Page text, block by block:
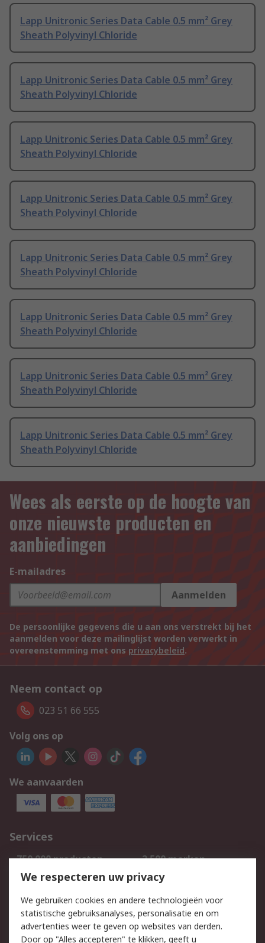
Lapp Unitronic Series Data Cable 0.5 mm² Grey
Sheath Polyvinyl Chloride
Lapp Unitronic Series Data Cable 0.5 mm² Grey
Sheath Polyvinyl Chloride
Lapp Unitronic Series Data Cable 0.5 mm² Grey
Sheath Polyvinyl Chloride
Lapp Unitronic Series Data Cable 0.5 mm² Grey
Sheath Polyvinyl Chloride
Lapp Unitronic Series Data Cable 0.5 mm² Grey
Sheath Polyvinyl Chloride
Lapp Unitronic Series Data Cable 0.5 mm² Grey
Sheath Polyvinyl Chloride
Lapp Unitronic Series Data Cable 0.5 mm² Grey
Sheath Polyvinyl Chloride
Lapp Unitronic Series Data Cable 0.5 mm² Grey
Sheath Polyvinyl Chloride
Wees als eerste op de hoogte van
onze nieuwste producten en
aanbiedingen
E-mailadres
Aanmelden
De persoonlijke gegevens die u aan ons verstrekt bij het
aanmelden voor deze mailinglijst worden verwerkt in
overeenstemming met ons privacybeleid.
Neem contact op
023 51 66 555
Volg ons op
We aanvaarden
Services
750.000 producten
2.500 merken
Bestellen
Inkoopoplossingen
Track & Trace
Wettelijk
We respecteren uw privacy
We gebruiken cookies en andere technologieën voor
statistische gebruiksanalyses, personalisatie en om
advertenties weer te geven op websites van derden.
Door op "Alles accepteren" te klikken, geeft u